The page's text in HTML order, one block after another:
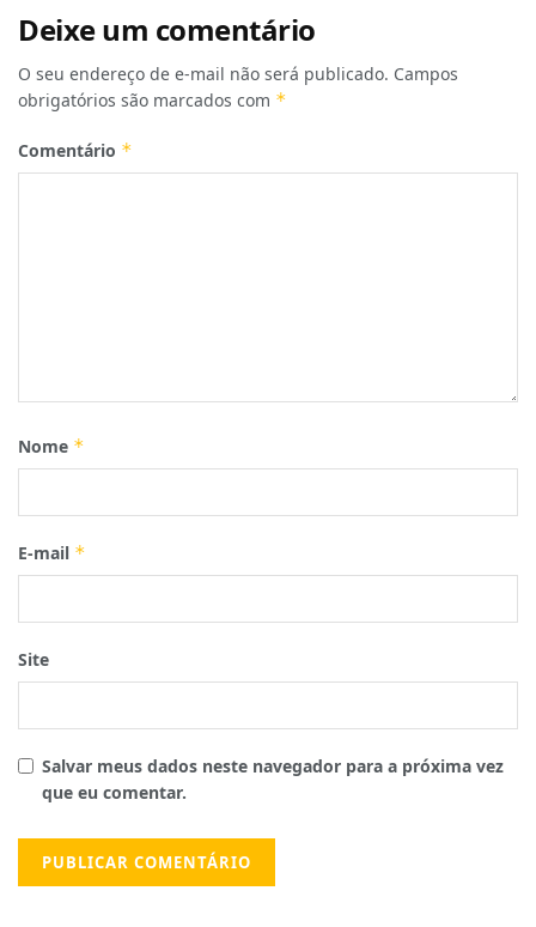
Deixe um comentário
O seu endereço de e-mail não será publicado. Campos
obrigatórios são marcados com *
Comentário *
Nome *
E-mail *
Site
Salvar meus dados neste navegador para a próxima vez
que eu comentar.